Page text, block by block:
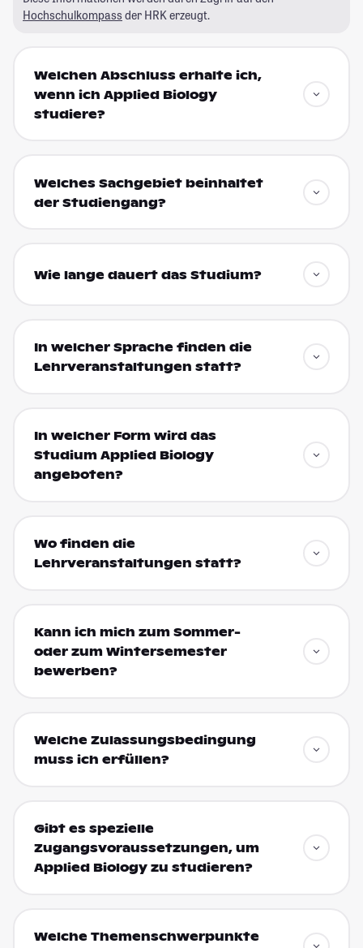
Hochschulkompass der HRK erzeugt.
Welchen Abschluss erhalte ich,
wenn ich Applied Biology
studiere?
Welches Sachgebiet beinhaltet
der Studiengang?
Wie lange dauert das Studium?
In welcher Sprache finden die
Lehrveranstaltungen statt?
In welcher Form wird das
Studium Applied Biology
angeboten?
Wo finden die
Lehrveranstaltungen statt?
Kann ich mich zum Sommer-
oder zum Wintersemester
bewerben?
Welche Zulassungsbedingung
muss ich erfüllen?
Gibt es spezielle
Zugangsvoraussetzungen, um
Applied Biology zu studieren?
Welche Themenschwerpunkte